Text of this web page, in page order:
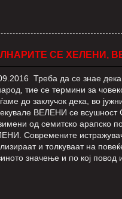
СЕ ХЕЛЕНИ,
Треба да се знае
тие се термини за
до заклучок дека, во
ВЕЛЕНИ се всушност
од семитско арапско
Современите
и толкуваат на
значење и по кој